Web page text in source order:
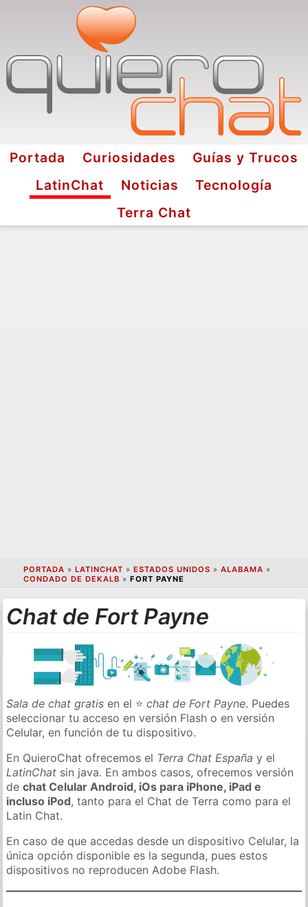
Portada Curiosidades
Guías y Trucos
LatinChat
Noticias
Tecnología
Terra Chat
PORTADA » LATINCHAT » ESTADOS UNIDOS » ALABAMA »
CONDADO DE DEKALB » FORT PAYNE
Chat de Fort Payne
Sala de chat gratis en el ⭐chat de Fort Payne. Puedes
seleccionar tu acceso en versión Flash o en versión
Celular, en función de tu dispositivo.
En QuieroChat ofrecemos el Terra Chat España y el
LatinChat sin java. En ambos casos, ofrecemos versión
dechat Celular Android, iOs para iPhone, iPad e
incluso iPod, tanto para el Chat de Terra como para el
Latin Chat.
En caso de que accedas desde un dispositivo Celular, la
única opción disponible es la segunda, pues estos
dispositivos no reproducen Adobe Flash.